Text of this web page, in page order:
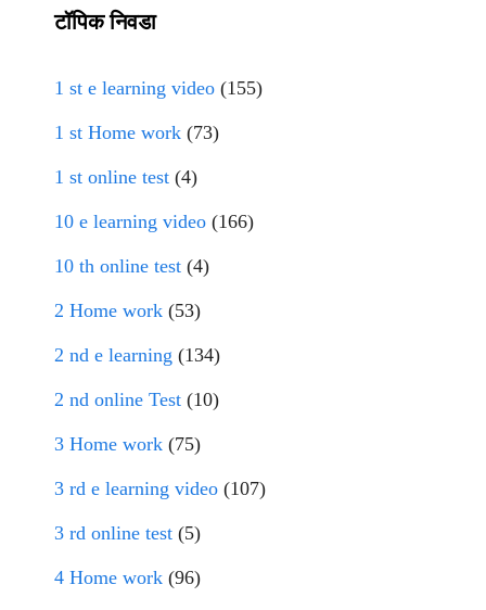
टॉपिक निवडा
1 st e learning video (155)
1 st Home work (73)
1 st online test (4)
10 e learning video (166)
10 th online test (4)
2 Home work (53)
2 nd e learning (134)
2 nd online Test (10)
3 Home work (75)
3 rd e learning video (107)
3 rd online test (5)
4 Home work (96)